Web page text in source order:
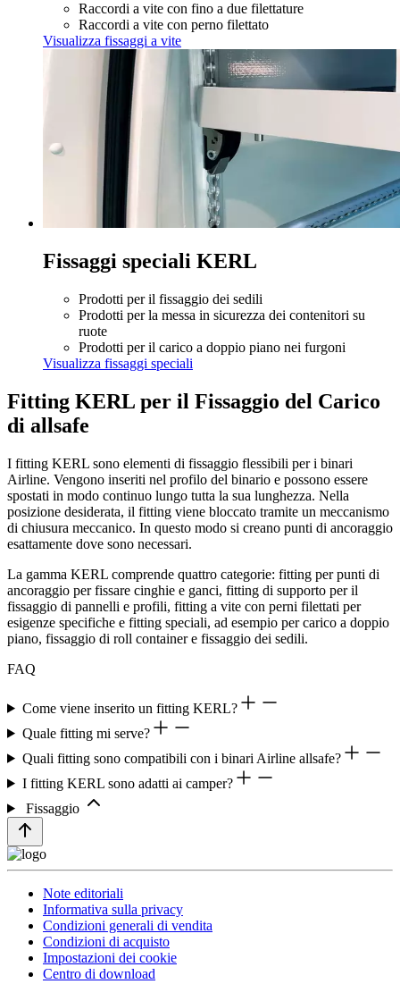
Raccordi a vite con fino a due filettature
Raccordi a vite con perno filettato
Visualizza fissaggi a vite
Fissaggi speciali KERL
Prodotti per il fissaggio dei sedili
Prodotti per la messa in sicurezza dei contenitori su
ruote
Prodotti per il carico a doppio piano nei furgoni
Visualizza fissaggi speciali
Fitting KERL per il Fissaggio del Carico
di allsafe
I fitting KERL sono elementi di fissaggio flessibili per i binari
Airline. Vengono inseriti nel profilo del binario e possono essere
spostati in modo continuo lungo tutta la sua lunghezza. Nella
posizione desiderata, il fitting viene bloccato tramite un meccanismo
di chiusura meccanico. In questo modo si creano punti di ancoraggio
esattamente dove sono necessari.
La gamma KERL comprende quattro categorie: fitting per punti di
ancoraggio per fissare cinghie e ganci, fitting di supporto per il
fissaggio di pannelli e profili, fitting a vite con perni filettati per
esigenze specifiche e fitting speciali, ad esempio per carico a doppio
piano, fissaggio di roll container e fissaggio dei sedili.
FAQ
Come viene inserito un fitting KERL?
Quale fitting mi serve?
Quali fitting sono compatibili con i binari Airline allsafe?
I fitting KERL sono adatti ai camper?
Fissaggio
Note editoriali
Informativa sulla privacy
Condizioni generali di vendita
Condizioni di acquisto
Impostazioni dei cookie
Centro di download